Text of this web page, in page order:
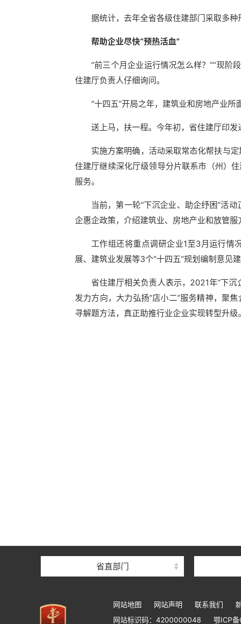
据统计，去年全省各级住建部门采取多
帮助企业尽快“预热活血”
“前三个月企业运行情况怎么样？”“现阶
住建厅负责人仔细询问。
“十四五”开局之年，建筑业和房地产业
送上马，扶一程。今年初，省住建厅印发
实施方案明确，活动采取常态化帮扶与
住建厅继续深化厅级领导分片联系市（州）
服务。
当前，第一轮“下沉企业、助企纾困”活
企惠企政策，介绍建筑业、房地产业和放管服
工作组还将重点调研企业1至3月运行情
展、建筑业发展等3个“十四五”规划编制意见建
省住建厅相关负责人表示，2021年“下
发力方向，大力弘扬“店小二”服务精神，聚
寻解题方法，真正助推行业企业实现转型升级
省直部门
网站地图 网站声明 联系我们
网站标识码：4200000048
鄂ICP